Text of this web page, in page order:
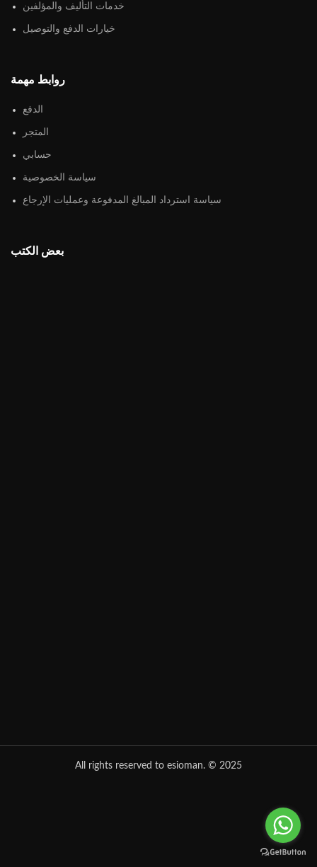
خدمات التأليف والمؤلفين
خيارات الدفع والتوصيل
روابط مهمة
الدفع
المتجر
حسابي
سياسة الخصوصية
سياسة استرداد المبالغ المدفوعة وعمليات الإرجاع
بعض الكتب
All rights reserved to esioman. © 2025